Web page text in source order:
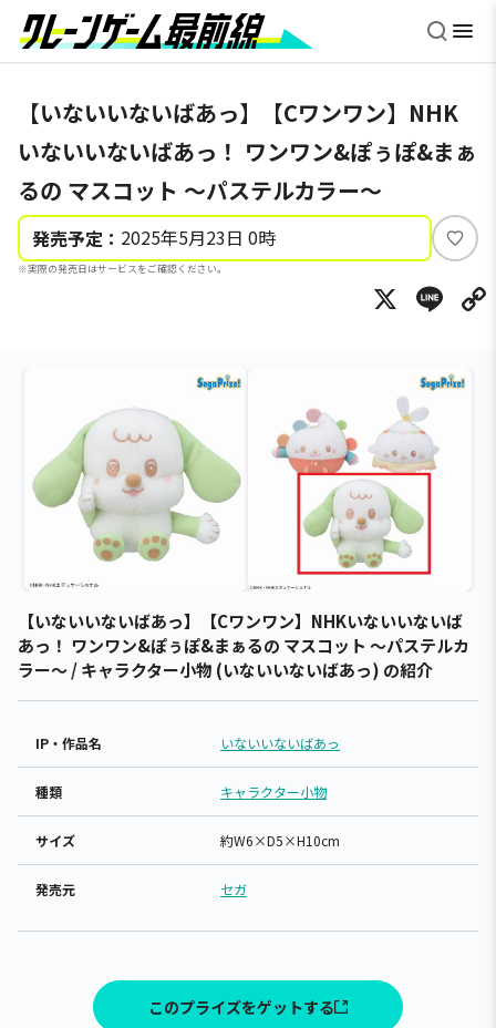
【いないいないばあっ】【Cワンワン】NHK
いないいないばあっ！ ワンワン&ぽぅぽ&まぁ
るの マスコット ～パステルカラー～
発売予定： 2025年5月23日 0時
※実際の発売日はサービスをご確認ください。
い
ね
X
【いないいないばあっ】【Cワンワン】NHKいないいないば
あっ！ ワンワン&ぽぅぽ&まぁるの マスコット ～パステルカ
ラー～ / キャラクター小物 (いないいないばあっ) の紹介
IP・作品名 いないいないばあっ
種類 キャラクター小物
サイズ 約W6×D5×H10cm
発売元 セガ
このプライズをゲットする